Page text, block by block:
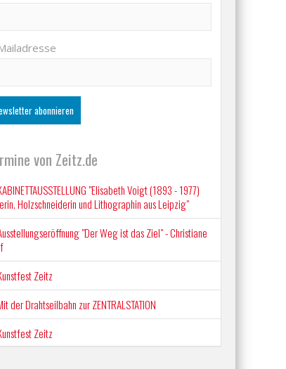
von Zeitz.de
"Elisabeth Voigt (1893 - 1977)
Holzschneiderin und Lithographin aus Leipzig"
"Der Weg ist das Ziel" - Christiane
Zeitz
der Drahtseilbahn zur ZENTRALSTATION
Zeitz